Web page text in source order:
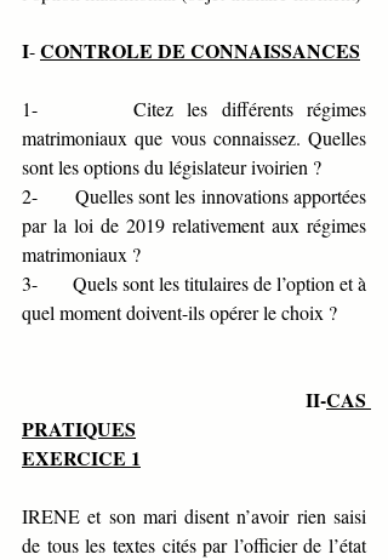
I- CONTROLE DE CONNAISSANCES
1-       Citez les différents régimes
matrimoniaux que vous connaissez. Quelles
sont les options du législateur ivoirien ?
2-       Quelles sont les innovations apportées
par la loi de 2019 relativement aux régimes
matrimoniaux ?
3-       Quels sont les titulaires de l’option et à
quel moment doivent-ils opérer le choix ?
                                         II-
CAS
PRATIQUES
EXERCICE 1
IRENE et son mari disent n’avoir rien saisi
de tous les textes cités par l’officier de l’état